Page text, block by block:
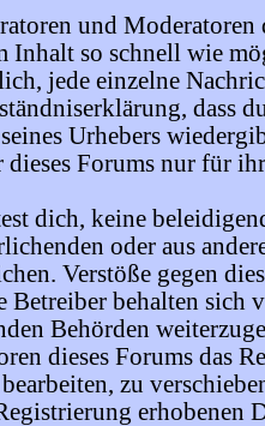
und Moderatoren
Inhalt so schnell wie
jede einzelne
dass
Urhebers
dieses Forums nur für
dich, keine
oder aus
Verstöße gegen
Betreiber behalten sich
Behörden
dieses Forums das
zu
erhobenen